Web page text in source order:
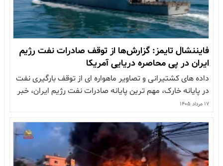
فایننشال تایمز: گزارش‌ها از توقف صادرات نفت رژیم
ایران در پی محاصره دریایی آمریکا
داده های کشتیرانی و تصاویر ماهواره ای از توقف بارگیری نفت
در پایانه خارک، مهم ترین پایانه صادرات نفت رژیم ایران، خبر
می دهند روزنامه فایننشال تایمز گزارش داده است که طی
بارگیری نکرده است. تصاویر ماهواره ای نیز…
۱۷ مرداد ۱۴۰۵